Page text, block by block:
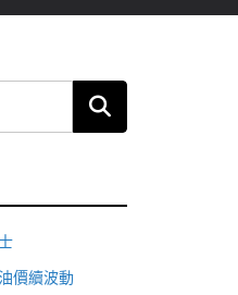
價續波動